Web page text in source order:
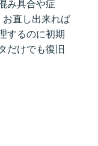
み具合や症
直し出来れば
するのに初期
だけでも復旧